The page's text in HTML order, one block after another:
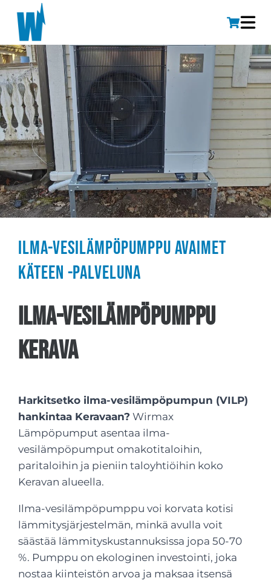
Ilma-vesilämpöpumppu avaimet
käteen -palveluna
Ilma-vesilämpöpumppu
Kerava
Harkitsetko ilma-vesilämpöpumpun (VILP)
hankintaa Keravaan? Wirmax
Lämpöpumput asentaa ilma-
vesilämpöpumput omakotitaloihin,
paritaloihin ja pieniin taloyhtiöihin koko
Keravan alueella.
Ilma-vesilämpöpumppu voi korvata kotisi
lämmitysjärjestelmän, minkä avulla voit
säästää lämmityskustannuksissa jopa 50-70
%. Pumppu on ekologinen investointi, joka
nostaa kiinteistön arvoa ja maksaa itsensä